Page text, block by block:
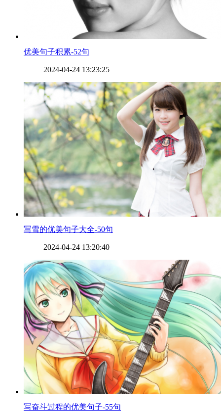
​优美句子积累-52句
2024-04-24 13:23:25
​写雪的优美句子大全-50句
2024-04-24 13:20:40
​写奋斗过程的优美句子-55句